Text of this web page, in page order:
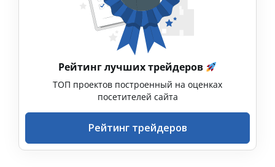
Рейтинг лучших трейдеров
ТОП проектов построенный на оценках
посетителей сайта
Рейтинг трейдеров